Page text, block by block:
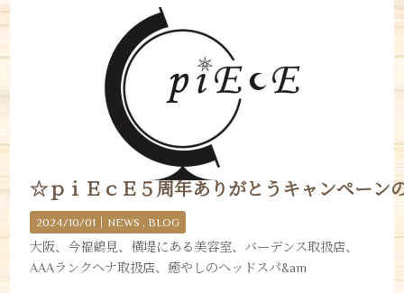
☆ｐｉＥｃＥ５周年ありがとうキャンペーン
2024/10/01｜ NEWS BLOG
大阪、今福鶴見、横堤にある美容室、バーデンス取扱店、
AAAランクヘナ取扱店、癒やしのヘッドスパ&am